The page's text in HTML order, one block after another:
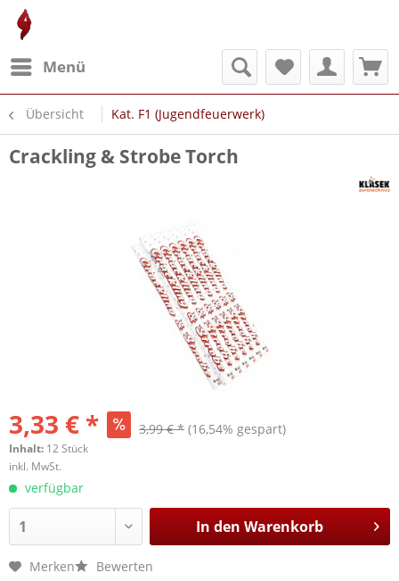
Menü
Übersicht Kat. F1 (Jugendfeuerwerk)
Crackling & Strobe Torch
3,33 € * 3,99 € * (16,54% gespart)
Inhalt: 12 Stück
inkl. MwSt.
verfügbar
In den Warenkorb
Merken Bewerten